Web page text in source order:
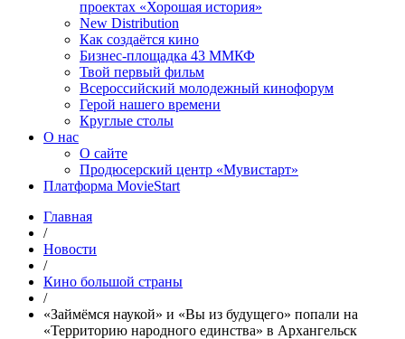
проектах «Хорошая история»
New Distribution
Как создаётся кино
Бизнес-площадка 43 ММКФ
Твой первый фильм
Всероссийский молодежный кинофорум
Герой нашего времени
Круглые столы
О нас
О сайте
Продюсерский центр «Мувистарт»
Платформа MovieStart
Главная
/
Новости
/
Кино большой страны
/
«Займёмся наукой» и «Вы из будущего» попали на
«Территорию народного единства» в Архангельск